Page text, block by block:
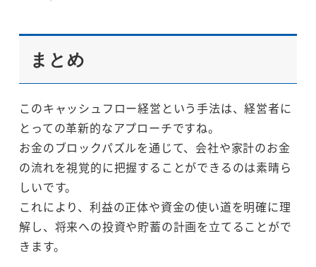
まとめ
このキャッシュフロー経営という手法は、経営者に
とっての革新的なアプローチですね。
お金のブロックパズルを通じて、会社や家計のお金
の流れを視覚的に把握することができるのは素晴ら
しいです。
これにより、利益の正体や資金の使い道を明確に理
解し、将来への投資や貯蓄の計画を立てることがで
きます。